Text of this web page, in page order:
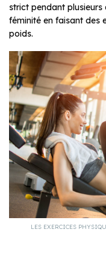
strict pendant
féminité en faisant des
poids.
LES EXERCICES